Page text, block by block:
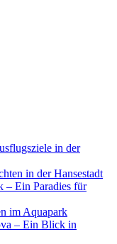
in der
in der Hansestadt
– Ein Paradies für
im Aquapark
– Ein Blick in